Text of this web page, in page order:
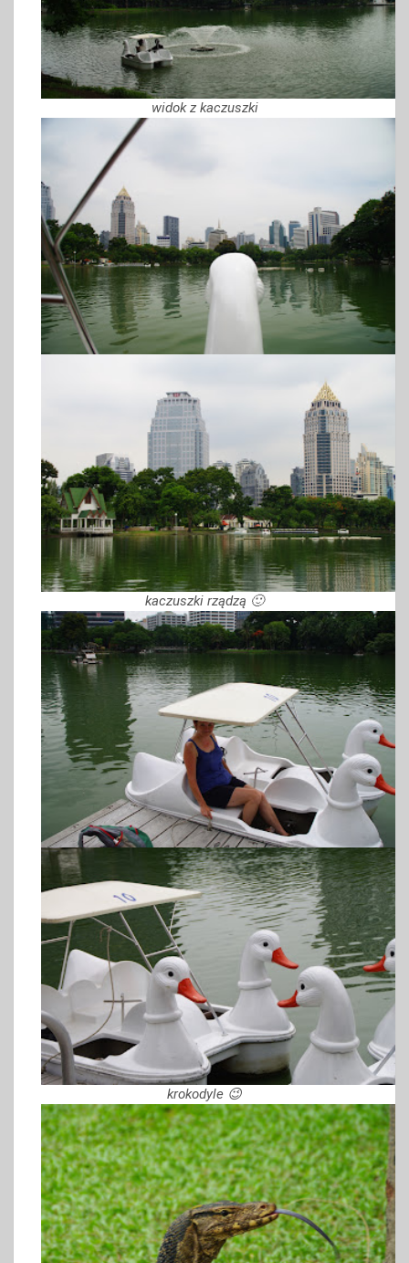
widok z kaczuszki
kaczuszki rządzą 🙂
krokodyle 😉